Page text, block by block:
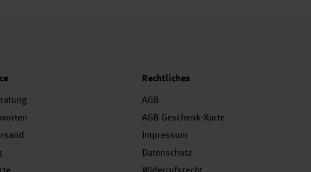
Rechtliches
AGB
AGB Geschenk-Karte
Impressum
Datenschutz